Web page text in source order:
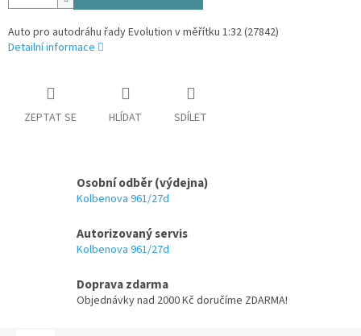
Auto pro autodráhu řady Evolution v měřítku 1:32 (27842)
Detailní informace
ZEPTAT SE HLÍDAT SDÍLET
Osobní odběr (výdejna)
Kolbenova 961/27d
Autorizovaný servis
Kolbenova 961/27d
Doprava zdarma
Objednávky nad 2000 Kč doručíme ZDARMA!